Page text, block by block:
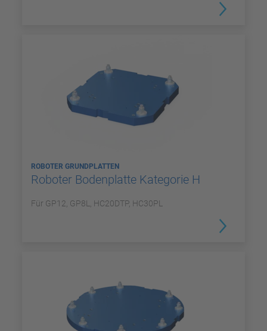
ROBOTER GRUNDPLATTEN
Roboter Bodenplatte Kategorie H
Für GP12, GP8L, HC20DTP, HC30PL